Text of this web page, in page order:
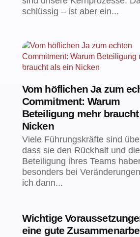
schlüssig – ist aber ein...
Vom höflichen Ja zum
Commitment: Warum
Beteiligung mehr
Nicken
Viele Führungskräfte sind
dass sie den Rückhalt und die
Beteiligung ihres Teams
besonders bei
ich dann...
Wichtige
eine gute